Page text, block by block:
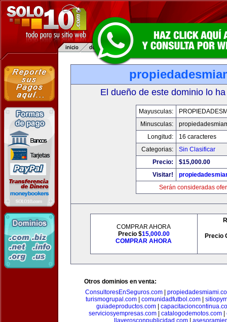
El dueño de este dominio lo
Mayusculas:
Minusculas:
Longitud:
16 caracteres
Categorias:
Sin Clasificar
Precio:
$15,000.00
Visitar!
Serán consideradas
COMPRAR AHORA
Precio $15,000.00
COMPRAR AHORA
Precio
Otros dominios en venta:
ConsultoresEnSeguros.com
turismogrupal.com| comunidadfutbol.com|
guiadeproductos.com|
serviciosyempresas.com
catalogodemotos.com
llaverosconpublicidad.com|